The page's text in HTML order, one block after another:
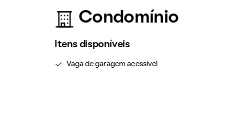
Condomínio
Itens disponíveis
Vaga de garagem acessível